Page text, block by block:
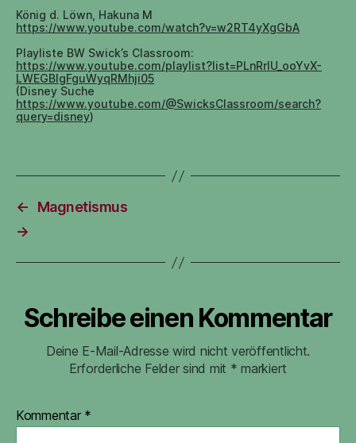
König d. Löwn, Hakuna M
https://www.youtube.com/watch?v=w2RT4yXgGbA
Playliste BW Swick’s Classroom:
https://www.youtube.com/playlist?list=PLnRrlU_ooYvX-
LWEGBlgFguWyqRMhji05
(Disney Suche
https://www.youtube.com/@SwicksClassroom/search?
query=disney)
←
Magnetismus
→
Schreibe einen Kommentar
Deine E-Mail-Adresse wird nicht veröffentlicht.
Erforderliche Felder sind mit * markiert
Kommentar *